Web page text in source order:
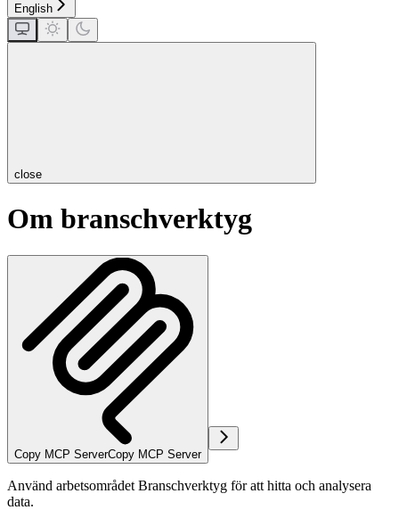
English
close
Om branschverktyg
Copy MCP ServerCopy MCP Server
Använd arbetsområdet Branschverktyg för att hitta och analysera
data.